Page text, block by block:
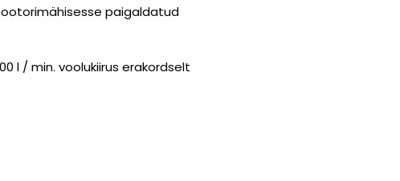
paigaldatud
l / min. voolukiirus erakordselt